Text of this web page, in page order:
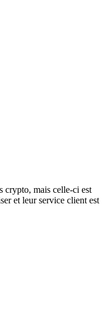
crypto, mais celle-ci est
et leur service client est